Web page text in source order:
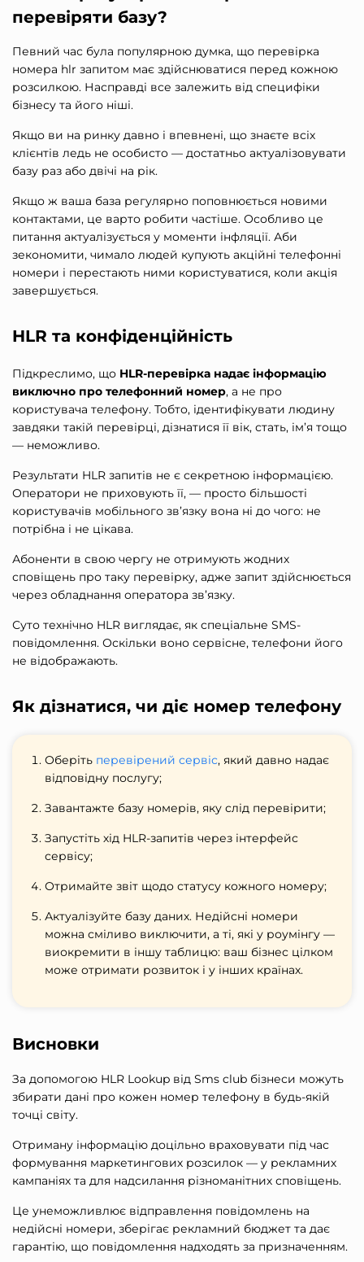
перевіряти базу?
Певний час була популярною думка, що перевірка
номера hlr запитом має здійснюватися перед кожною
розсилкою. Насправді все залежить від специфіки
бізнесу та його ніші.
Якщо ви на ринку давно і впевнені, що знаєте всіх
клієнтів ледь не особисто — достатньо актуалізовувати
базу раз або двічі на рік.
Якщо ж ваша база регулярно поповнюється новими
контактами, це варто робити частіше. Особливо це
питання актуалізується у моменти інфляції. Аби
зекономити, чимало людей купують акційні телефонні
номери і перестають ними користуватися, коли акція
завершується.
HLR та конфіденційність
Підкреслимо, що HLR-перевірка надає інформацію
виключно про телефонний номер, а не про
користувача телефону. Тобто, ідентифікувати людину
завдяки такій перевірці, дізнатися її вік, стать, ім’я тощо
— неможливо.
Результати HLR запитів не є секретною інформацією.
Оператори не приховують її, — просто більшості
користувачів мобільного зв’язку вона ні до чого: не
потрібна і не цікава.
Абоненти в свою чергу не отримують жодних
сповіщень про таку перевірку, адже запит здійснюється
через обладнання оператора зв’язку.
Суто технічно HLR виглядає, як спеціальне SMS-
повідомлення. Оскільки воно сервісне, телефони його
не відображають.
Як дізнатися, чи діє номер телефону
Оберіть перевірений сервіс, який давно надає
відповідну послугу;
Завантажте базу номерів, яку слід перевірити;
Запустіть хід HLR-запитів через інтерфейс
сервісу;
Отримайте звіт щодо статусу кожного номеру;
Актуалізуйте базу даних. Недійсні номери
можна сміливо виключити, а ті, які у роумінгу —
виокремити в іншу таблицю: ваш бізнес цілком
може отримати розвиток і у інших країнах.
Висновки
За допомогою HLR Lookup від Sms club бізнеси можуть
збирати дані про кожен номер телефону в будь-якій
точці світу.
Отриману інформацію доцільно враховувати під час
формування маркетингових розсилок — у рекламних
кампаніях та для надсилання різноманітних сповіщень.
Це унеможливлює відправлення повідомлень на
недійсні номери, зберігає рекламний бюджет та дає
гарантію, що повідомлення надходять за призначенням.